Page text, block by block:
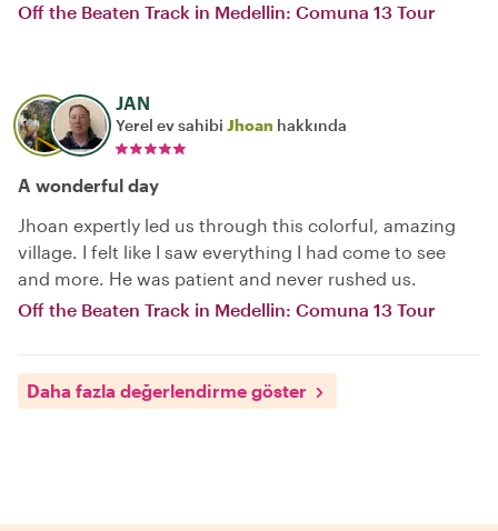
Off the Beaten Track in Medellin: Comuna 13 Tour
JAN
Yerel ev sahibi Jhoan hakkında
A wonderful day
Jhoan expertly led us through this colorful, amazing
village. I felt like I saw everything I had come to see
and more. He was patient and never rushed us.
Off the Beaten Track in Medellin: Comuna 13 Tour
Daha fazla değerlendirme göster